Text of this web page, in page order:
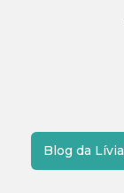
Blog da Lívia